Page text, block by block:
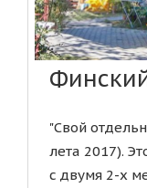
"Свой
лета 2017).
с двумя 2-х